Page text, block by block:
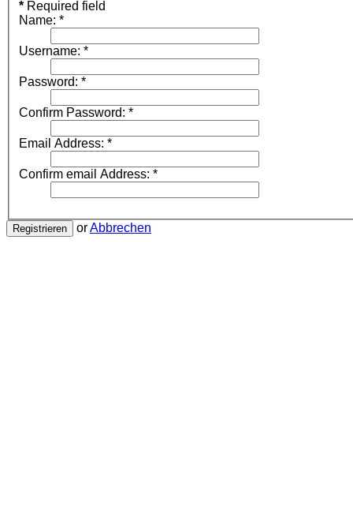
* Required field
Name: *
Username: *
Password: *
Confirm Password: *
Email Address: *
Confirm email Address: *
Registrieren orAbbrechen